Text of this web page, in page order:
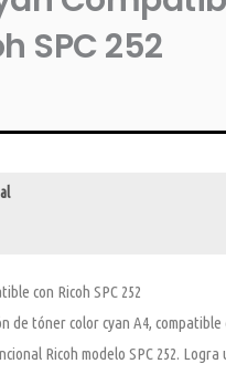
SPC 252
con Ricoh SPC 252
de tóner color cyan A4, compatible
Ricoh modelo SPC 252. Logra